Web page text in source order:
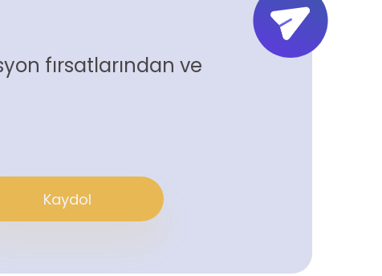
fırsatlarından ve
Kaydol